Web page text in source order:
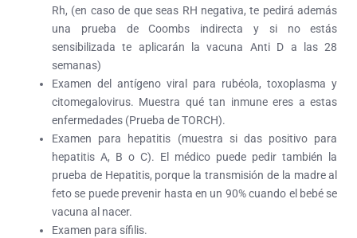
Rh, (en caso de que seas RH negativa, te pedirá además
una prueba de Coombs indirecta y si no estás
sensibilizada te aplicarán la vacuna Anti D a las 28
semanas)
Examen del antígeno viral para rubéola, toxoplasma y
citomegalovirus. Muestra qué tan inmune eres a estas
enfermedades (Prueba de TORCH).
Examen para hepatitis (muestra si das positivo para
hepatitis A, B o C). El médico puede pedir también la
prueba de Hepatitis, porque la transmisión de la madre al
feto se puede prevenir hasta en un 90% cuando el bebé se
vacuna al nacer.
Examen para sífilis.